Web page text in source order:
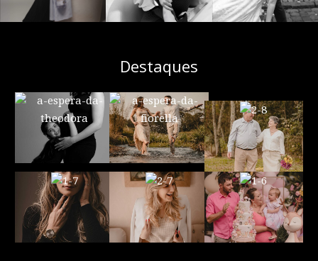
Destaques